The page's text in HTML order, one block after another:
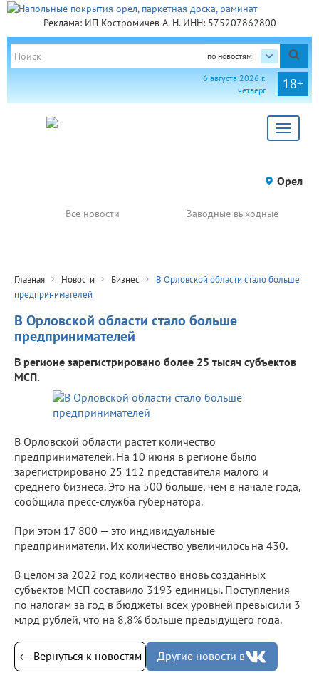
Реклама: ИП Костромичев А. Н. ИНН: 575207862800
по новостям
18+
6 августа 2026 г.
четверг
Toggle
Орел
Все новости Заводные выходные
Главная Новости Бизнес
В Орловской области стало больше
предпринимателей
В Орловской области стало больше
предпринимателей
В регионе зарегистрировано более 25 тысяч субъектов
МСП.
В Орловской области растет количество
предпринимателей. На 10 июня в регионе было
зарегистрировано 25 112 представителя малого и
среднего бизнеса. Это на 500 больше, чем в начале года,
сообщила пресс-служба губернатора.
При этом 17 800 — это индивидуальные
предприниматели. Их количество увеличилось на 430.
В целом за 2022 год количество вновь созданных
субъектов МСП составило 3193 единицы. Поступления
по налогам за год в бюджеты всех уровней превысили 3
млрд рублей, что на 8,8% больше предыдущего года.
← Вернуться к новостям Другие новости в